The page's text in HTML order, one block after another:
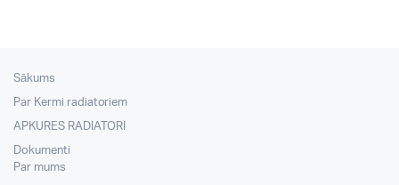
Sākums
Par Kermi radiatoriem
APKURES RADIATORI
Dokumenti
Par mums